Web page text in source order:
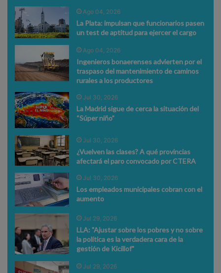
Ago 04, 2026
La Plata: impulsan que funcionarios pasen
un test de aptitud para ejercer el cargo
Ago 04, 2026
Ingenieros bonaerenses advierten por el
traspaso del mantenimiento de caminos
rurales a los productores
Jul 30, 2026
La Madrid sigue de cerca la situación del
“Súper niño”
Jul 30, 2026
¿Vuelven las clases? A qué provincias
afectará el paro convocado por CTERA
Jul 30, 2026
Los empleados municipales cobran con el
aumento
Jul 29, 2026
LLA: "Ajustar sobre los pobres y no sobre
la política es la verdadera cara de la
gestión de Kicillof"
Jul 29, 2026